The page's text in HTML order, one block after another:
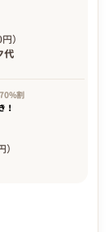
）
代
割
！